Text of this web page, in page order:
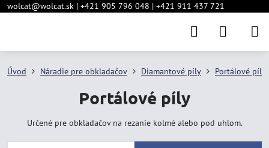
wolcat@wolcat.sk | +421 905 796 048 | +421 911 437 721
Úvod Náradie pre obkladačov Diamantové píly Portálové píly
Portálové píly
Určené pre obkladačov na rezanie kolmé alebo pod uhlom.